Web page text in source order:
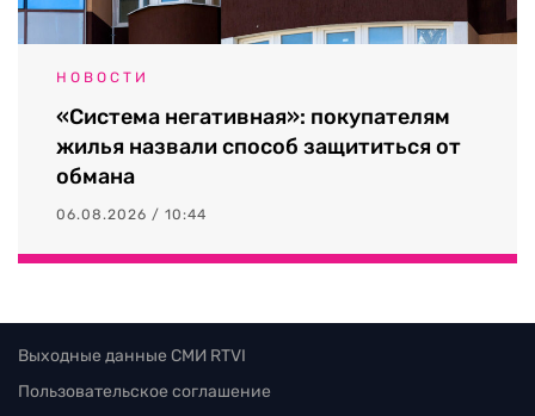
НОВОСТИ
«Система негативная»: покупателям
жилья назвали способ защититься от
обмана
06.08.2026 / 10:44
Выходные данные СМИ RTVI
Пользовательское соглашение